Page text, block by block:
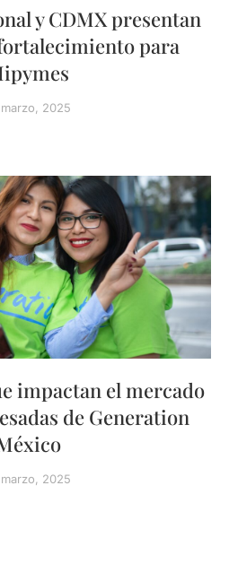
y CDMX presentan
para
marzo, 2025
impactan el mercado
de Generation
marzo, 2025